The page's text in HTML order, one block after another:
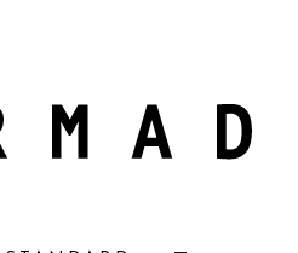
【エバーメイド